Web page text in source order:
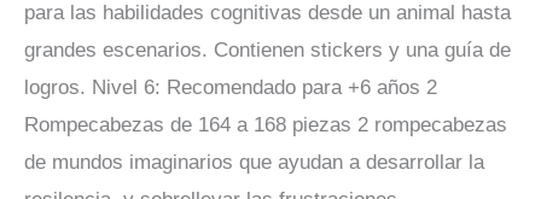
para las habilidades cognitivas desde un animal hasta
grandes escenarios. Contienen stickers y una guía de
logros. Nivel 6: Recomendado para +6 años 2
Rompecabezas de 164 a 168 piezas 2 rompecabezas
de mundos imaginarios que ayudan a desarrollar la